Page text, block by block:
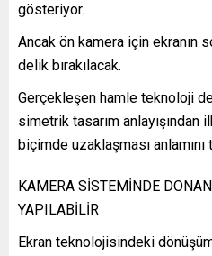
gösteriyor.
Ancak ön kamera için ekranın
delik bırakılacak.
Gerçekleşen hamle teknoloji
simetrik tasarım
biçimde uzaklaşması anlamını
KAMERA SİSTEMİNDE
YAPILABİLİR
Ekran teknolojisindeki